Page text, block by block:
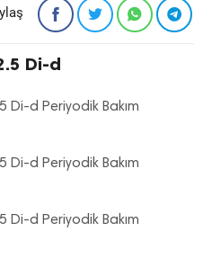
Di-d
Di-d Periyodik Bakım
Di-d Periyodik Bakım
Di-d Periyodik Bakım